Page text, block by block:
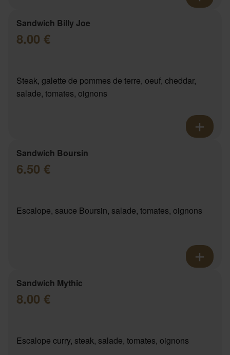
Sandwich Billy Joe
8.00 €
Steak, galette de pommes de terre, oeuf, cheddar,
salade, tomates, oignons
Sandwich Boursin
6.50 €
Escalope, sauce Boursin, salade, tomates, oignons
Sandwich Mythic
8.00 €
Escalope curry, steak, salade, tomates, oignons